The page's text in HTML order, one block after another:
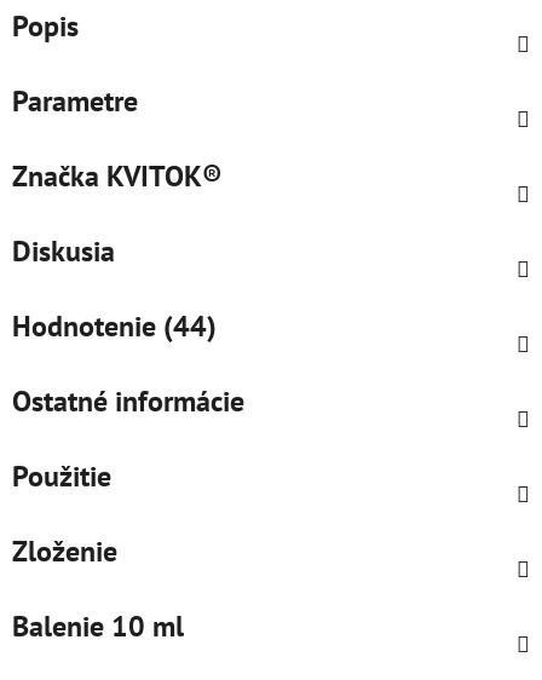
Popis
Parametre
Značka KVITOK®
Diskusia
Hodnotenie (44)
Ostatné informácie
Použitie
Zloženie
Balenie 10 ml